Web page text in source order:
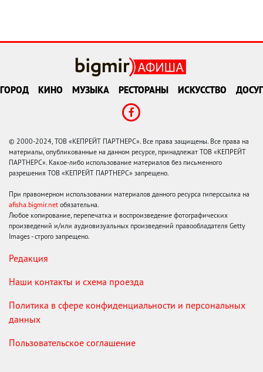
ГОРОД КИНО МУЗЫКА РЕСТОРАНЫ ИСКУССТВО ДОСУГ
© 2000-2024, ТОВ «КЕПРЕЙТ ПАРТНЕРС». Все права защищены. Все права на
материалы, опубликованные на данном ресурсе, принадлежат ТОВ «КЕПРЕЙТ
ПАРТНЕРС». Какое-либо использование материалов без письменного
разрешения ТОВ «КЕПРЕЙТ ПАРТНЕРС» запрещено.
При правомерном использовании материалов данного ресурса гиперссылка на
afisha.bigmir.net обязательна.
Любое копирование, перепечатка и воспроизведение фотографических
произведений и/или аудиовизуальных произведений правообладателя Getty
Images - строго запрещено.
Редакция
Наши контакты и схема проезда
Политика в сфере конфиденциальности и персональных
данных
Пользовательское соглашение